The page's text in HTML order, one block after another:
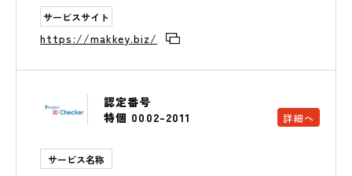
サービスサイト
https://makkey.biz/
認定番号
特個 0002-2011
サービス名称
詳細へ